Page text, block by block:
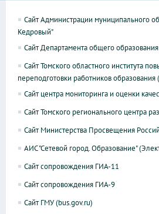
Сайт Администрации муниципального
Кедровый"
Сайт Департамента общего
Сайт Томского областного института
переподготовки работников
Сайт центра мониторинга и оценки
Сайт Томского регионального центра
Сайт Министерства Просвещения
АИС "Сетевой город. Образование"
Сайт сопровождения ГИА-11
Сайт сопровождения ГИА-9
Сайт ГМУ (bus.gov.ru)